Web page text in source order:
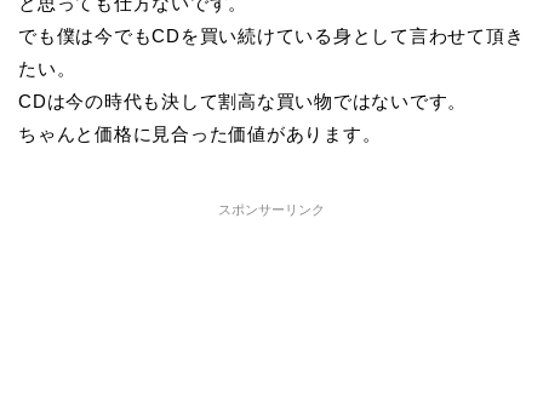
でも僕は今でもCDを買い続けている身として言わせて頂き
たい。
CDは今の時代も決して割高な買い物ではないです。
ちゃんと価格に見合った価値があります。
スポンサーリンク